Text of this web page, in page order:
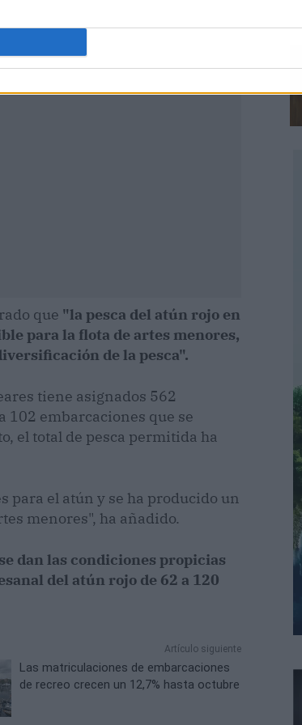
que "la pesca del atún rojo en
para la flota de artes menores,
de la pesca".
tiene asignados 562
102 embarcaciones que se
el total de pesca permitida ha
para el atún y se ha producido un
menores", ha añadido.
dan las condiciones propicias
del atún rojo de 62 a 120
Artículo siguiente
Las matriculaciones de embarcaciones
de recreo crecen un 12,7% hasta octubre